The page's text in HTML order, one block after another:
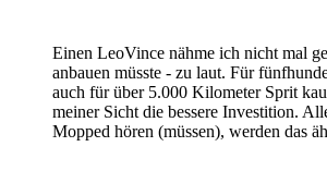
Einen LeoVince nähme ich nicht mal
anbauen müsste - zu laut. Für
auch für über 5.000 Kilometer Sprit
meiner Sicht die bessere Investition.
Mopped hören (müssen), werden das